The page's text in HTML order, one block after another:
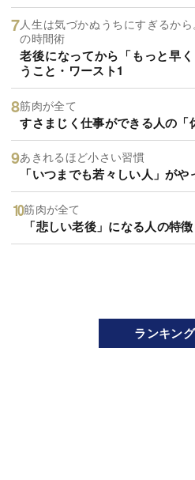
人生は気づかぬうちにすぎるか
の時間術
老後になってから「もっと早
うこと・ワースト1
筋肉が全て
すさまじく仕事ができる人の「
あきれるほど小さい習慣
「いつまでも若々しい人」が
筋肉が全て
「悲しい老後」になる人の特
ランキン